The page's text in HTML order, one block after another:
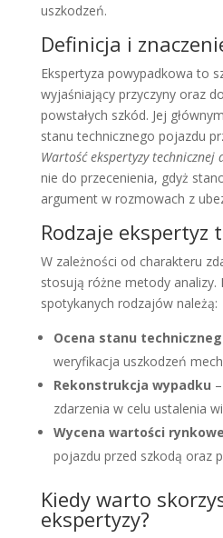
uszkodzeń.
Definicja i
Ekspertyza powypadkowa to
wyjaśniający przyczyny oraz
powstałych szkód. Jej
stanu technicznego pojazdu
Wartość ekspertyzy technicznej
nie do przecenienia, gdyż
argument w rozmowach z
Rodzaje ekspertyz
W zależności od charakteru
stosują różne metody analizy.
spotykanych rodzajów należą:
Ocena stanu
weryfikacja uszkodzeń
Rekonstrukcja wypadku
zdarzenia w celu ustalenia
Wycena wartości
pojazdu przed szkodą oraz
Kiedy warto
ekspertyzy?